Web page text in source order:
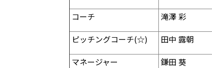
コーチ
滝澤 彩
ピッチングコーチ(☆)
田中 露朝
マネージャー
鎌田 葵